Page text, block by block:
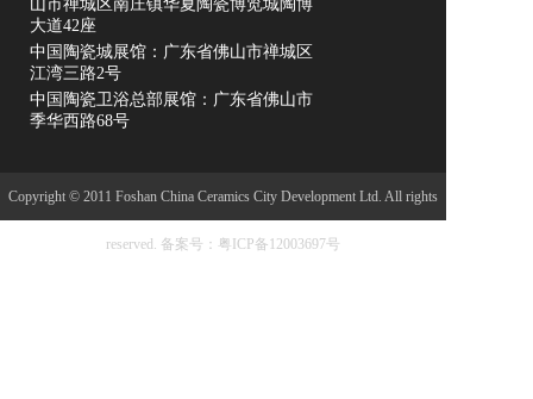
山市禅城区南庄镇华夏陶瓷博览城陶博
大道42座
中国陶瓷城展馆：广东省佛山市禅城区
江湾三路2号
中国陶瓷卫浴总部展馆：广东省佛山市
季华西路68号
Copyright © 2011 Foshan China Ceramics City Development Ltd. All rights
reserved. 备案号：粤ICP备12003697号